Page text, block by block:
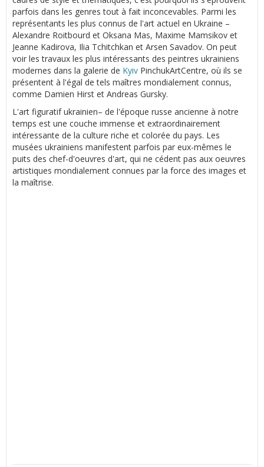
parfois dans les genres tout à fait inconcevables. Parmi les
représentants les plus connus de l'art actuel en Ukraine –
Alexandre Roitbourd et Oksana Mas, Maxime Mamsikov et
Jeanne Kadirova, Ilia Tchitchkan et Arsen Savadov. On peut
voir les travaux les plus intéressants des peintres ukrainiens
modernes dans la galerie de Kyiv PinchukArtCentre, où ils se
présentent à l'égal de tels maîtres mondialement connus,
comme Damien Hirst et Andreas Gursky.
L'art figuratif ukrainien– de l'époque russe ancienne à notre
temps est une couche immense et extraordinairement
intéressante de la culture riche et colorée du pays. Les
musées ukrainiens manifestent parfois par eux-mêmes le
puits des chef-d'oeuvres d'art, qui ne cédent pas aux oeuvres
artistiques mondialement connues par la force des images et
la maîtrise.